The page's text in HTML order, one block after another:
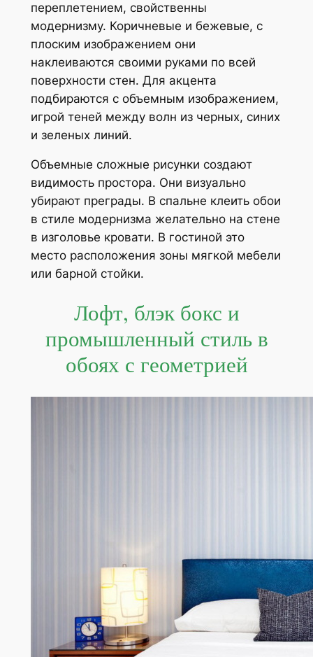
переплетением, свойственны
модернизму. Коричневые и бежевые, с
плоским изображением они
наклеиваются своими руками по всей
поверхности стен. Для акцента
подбираются с объемным изображением,
игрой теней между волн из черных, синих
и зеленых линий.
Объемные сложные рисунки создают
видимость простора. Они визуально
убирают преграды. В спальне клеить обои
в стиле модернизма желательно на стене
в изголовье кровати. В гостиной это
место расположения зоны мягкой мебели
или барной стойки.
Лофт, блэк бокс и
промышленный стиль в
обоях с геометрией